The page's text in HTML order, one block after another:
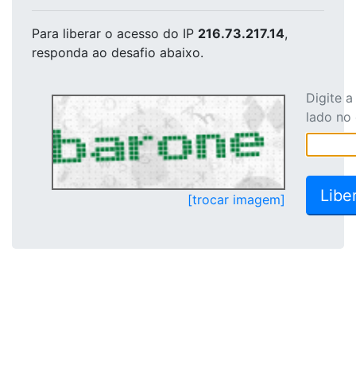
Para liberar o acesso do IP 216.73.217.14,
responda ao desafio abaixo.
[trocar imagem]
Digite
lado no